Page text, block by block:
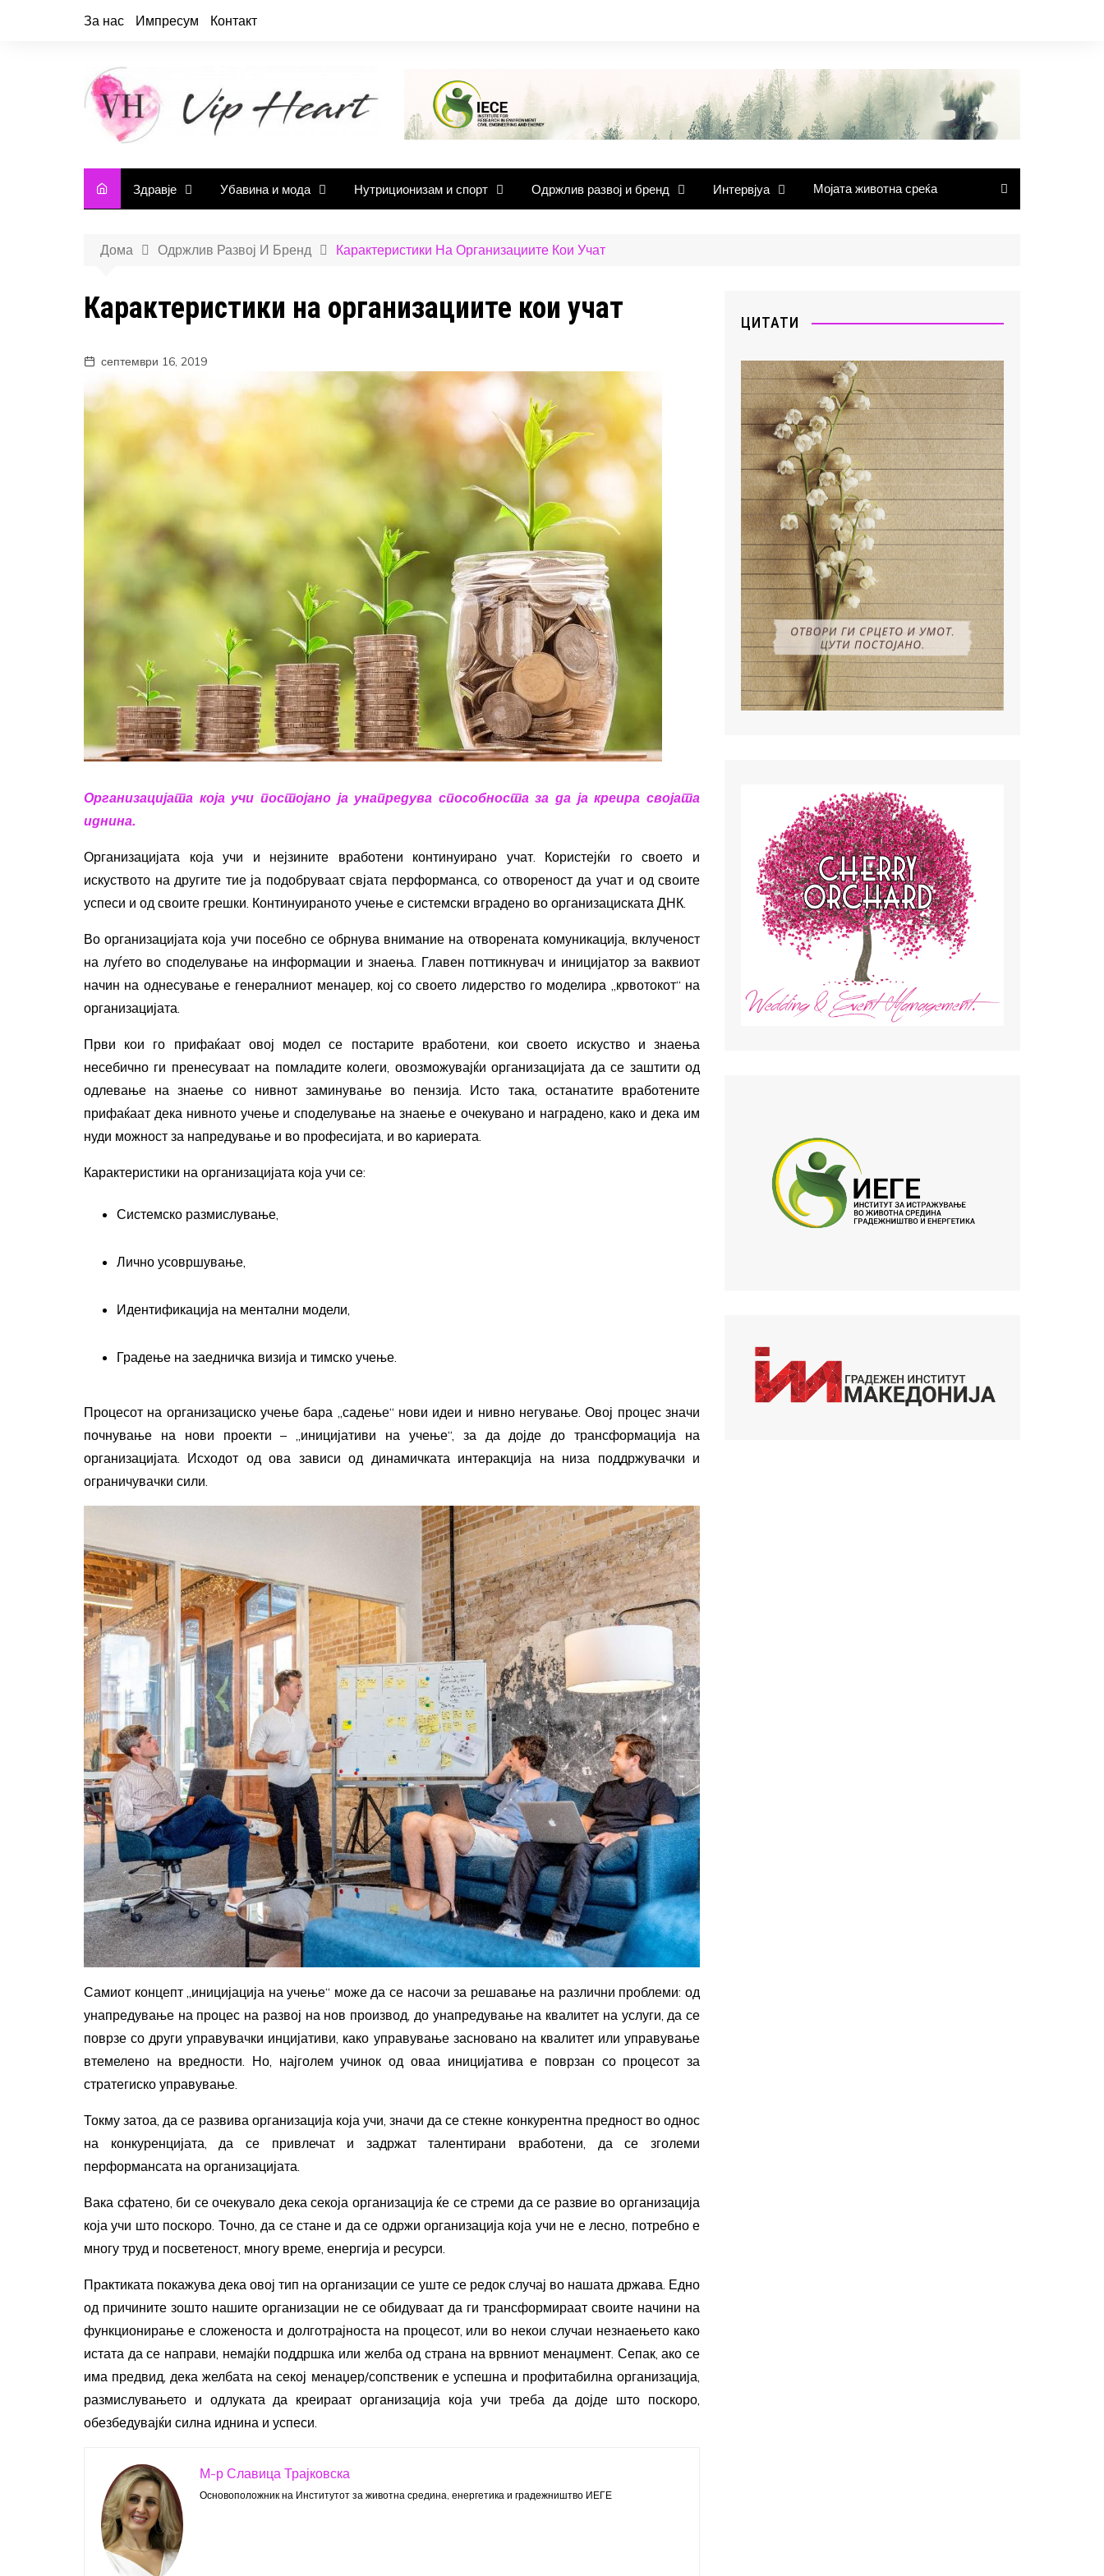
За нас Импресум Контакт
Здравје Убавина и мода Нутриционизам и спорт Одржлив развој и бренд Интервјуа Мојата животна среќа
Дома Одржлив Развој И Бренд Карактеристики На Организациите Кои Учат
Карактеристики на организациите кои учат
септември 16, 2019
Организацијата која учи постојано ја унапредува способноста за да ја креира својата
иднина.
Организацијата која учи и нејзините вработени континуирано учат. Користејќи го своето и
искуството на другите тие ја подобруваат свјата перформанса, со отвореност да учат и од своите
успеси и од своите грешки. Континуираното учење е системски вградено во организациската ДНК.
Во организацијата која учи посебно се обрнува внимание на отворената комуникација, вклученост
на луѓето во споделување на информации и знаења. Главен поттикнувач и иницијатор за ваквиот
начин на однесување е генералниот менаџер, кој со своето лидерство го моделира „крвотокот“ на
организацијата.
Први кои го прифаќаат овој модел се постарите вработени, кои своето искуство и знаења
несебично ги пренесуваат на помладите колеги, овозможувајќи организацијата да се заштити од
одлевање на знаење со нивнот заминување во пензија. Исто така, останатите вработените
прифаќаат дека нивното учење и споделување на знаење е очекувано и наградено, како и дека им
нуди можност за напредување и во професијата, и во кариерата.
Карактеристики на организацијата која учи се:
Системско размислување,
Лично усовршување,
Идентификација на ментални модели,
Градење на заедничка визија и тимско учење.
Процесот на организациско учење бара „садење“ нови идеи и нивно негување. Овој процес значи
почнување на нови проекти – „иницијативи на учење“, за да дојде до трансформација на
организацијата. Исходот од ова зависи од динамичката интеракција на низа поддржувачки и
ограничувачки сили.
Самиот концепт „иницијација на учење“ може да се насочи за решавање на различни проблеми: од
унапредување на процес на развој на нов производ, до унапредување на квалитет на услуги, да се
поврзе со други управувачки инцијативи, како управување засновано на квалитет или управување
втемелено на вредности. Но, најголем учинок од оваа иницијатива е поврзан со процесот за
стратегиско управување.
Токму затоа, да се развива организација која учи, значи да се стекне конкурентна предност во однос
на конкуренцијата, да се привлечат и задржат талентирани вработени, да се зголеми
перформансата на организацијата.
Вака сфатено, би се очекувало дека секоја организација ќе се стреми да се развие во организација
која учи што поскоро. Точно, да се стане и да се одржи организација која учи не е лесно, потребно е
многу труд и посветеност, многу време, енергија и ресурси.
Практиката покажува дека овој тип на организации се уште се редок случај во нашата држава. Едно
од причините зошто нашите организации не се обидуваат да ги трансформираат своите начини на
функционирање е сложеноста и долготрајноста на процесот, или во некои случаи незнаењето како
истата да се направи, немајќи поддршка или желба од страна на врвниот менаџмент. Сепак, ако се
има предвид, дека желбата на секој менаџер/сопственик е успешна и профитабилна организација,
размислувањето и одлуката да креираат организација која учи треба да дојде што поскоро,
обезбедувајќи силна иднина и успеси.
М-р Славица Трајковска
Основоположник на Институтот за животна средина, енергетика и градежништво ИЕГЕ
ЦИТАТИ